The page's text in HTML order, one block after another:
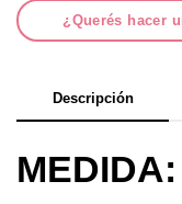
¿Querés hacer
Descripción